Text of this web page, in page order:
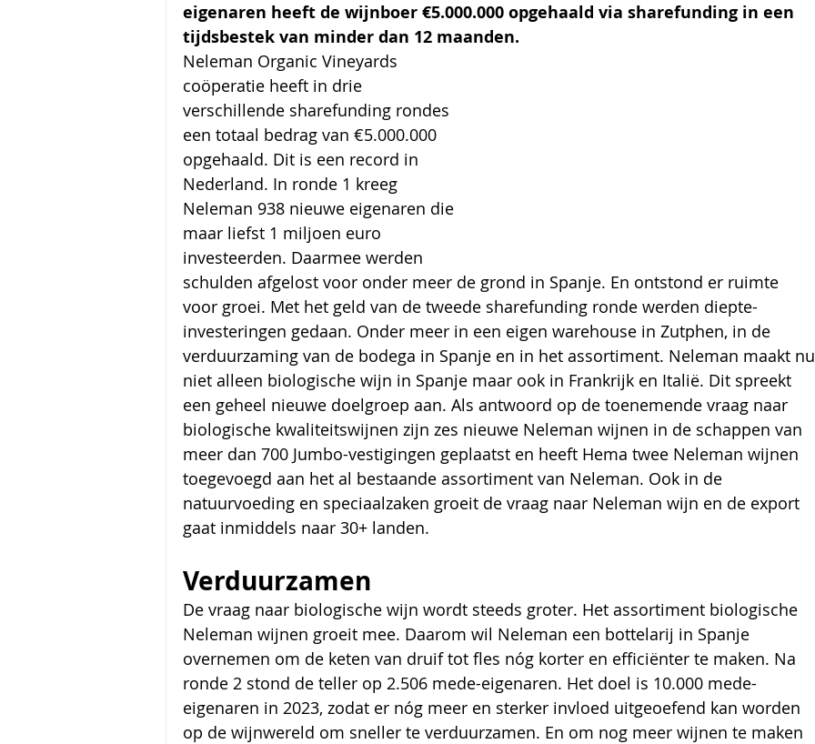
eigenaren heeft de wijnboer €5.000.000 opgehaald via sharefunding in een
tijdsbestek van minder dan 12 maanden.
Neleman Organic Vineyards
coöperatie heeft in drie
verschillende sharefunding rondes
een totaal bedrag van €5.000.000
opgehaald. Dit is een record in
Nederland. In ronde 1 kreeg
Neleman 938 nieuwe eigenaren die
maar liefst 1 miljoen euro
investeerden. Daarmee werden
schulden afgelost voor onder meer de grond in Spanje. En ontstond er ruimte
voor groei. Met het geld van de tweede sharefunding ronde werden diepte-
investeringen gedaan. Onder meer in een eigen warehouse in Zutphen, in de
verduurzaming van de bodega in Spanje en in het assortiment. Neleman maakt
niet alleen biologische wijn in Spanje maar ook in Frankrijk en Italië. Dit spreekt
een geheel nieuwe doelgroep aan. Als antwoord op de toenemende vraag naar
biologische kwaliteitswijnen zijn zes nieuwe Neleman wijnen in de schappen van
meer dan 700 Jumbo-vestigingen geplaatst en heeft Hema twee Neleman wijnen
toegevoegd aan het al bestaande assortiment van Neleman. Ook in de
natuurvoeding en speciaalzaken groeit de vraag naar Neleman wijn en de export
gaat inmiddels naar 30+ landen.
Verduurzamen
De vraag naar biologische wijn wordt steeds groter. Het assortiment biologische
Neleman wijnen groeit mee. Daarom wil Neleman een bottelarij in Spanje
overnemen om de keten van druif tot fles nóg korter en efficiënter te maken. Na
ronde 2 stond de teller op 2.506 mede-eigenaren. Het doel is 10.000 mede-
eigenaren in 2023, zodat er nóg meer en sterker invloed uitgeoefend kan worden
op de wijnwereld om sneller te verduurzamen. En om nog meer wijnen te maken